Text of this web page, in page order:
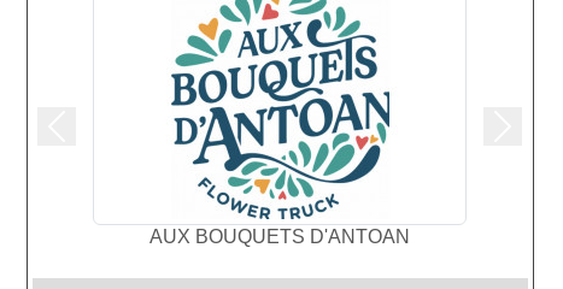
AUX BOUQUETS D'ANTOAN